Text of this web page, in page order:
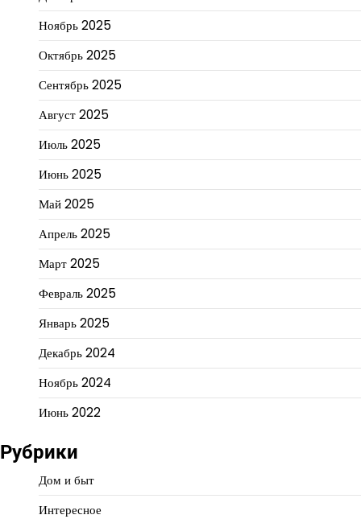
Ноябрь 2025
Октябрь 2025
Сентябрь 2025
Август 2025
Июль 2025
Июнь 2025
Май 2025
Апрель 2025
Март 2025
Февраль 2025
Январь 2025
Декабрь 2024
Ноябрь 2024
Июнь 2022
Рубрики
Дом и быт
Интересное